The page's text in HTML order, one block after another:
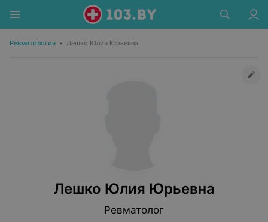
Ревматология • Лешко Юлия Юрьевна
Лешко Юлия Юрьевна
Ревматолог